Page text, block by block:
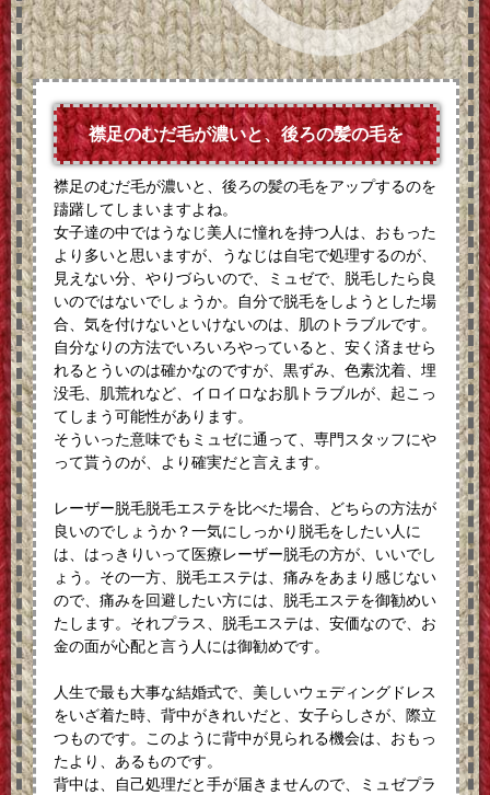
襟足のむだ毛が濃いと、後ろの髪の毛を
襟足のむだ毛が濃いと、後ろの髪の毛をアップするのを
躊躇してしまいますよね。
女子達の中ではうなじ美人に憧れを持つ人は、おもった
より多いと思いますが、うなじは自宅で処理するのが、
見えない分、やりづらいので、ミュゼで、脱毛したら良
いのではないでしょうか。自分で脱毛をしようとした場
合、気を付けないといけないのは、肌のトラブルです。
自分なりの方法でいろいろやっていると、安く済ませら
れるとういのは確かなのですが、黒ずみ、色素沈着、埋
没毛、肌荒れなど、イロイロなお肌トラブルが、起こっ
てしまう可能性があります。
そういった意味でもミュゼに通って、専門スタッフにや
って貰うのが、より確実だと言えます。
レーザー脱毛脱毛エステを比べた場合、どちらの方法が
良いのでしょうか？一気にしっかり脱毛をしたい人に
は、はっきりいって医療レーザー脱毛の方が、いいでし
ょう。その一方、脱毛エステは、痛みをあまり感じない
ので、痛みを回避したい方には、脱毛エステを御勧めい
たします。それプラス、脱毛エステは、安価なので、お
金の面が心配と言う人には御勧めです。
人生で最も大事な結婚式で、美しいウェディングドレス
をいざ着た時、背中がきれいだと、女子らしさが、際立
つものです。このように背中が見られる機会は、おもっ
たより、あるものです。
背中は、自己処理だと手が届きませんので、ミュゼプラ